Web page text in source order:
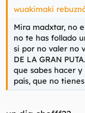
wuakimaki
Mira madxtar, no
no te has follado
si por no valer no
DE LA GRAN
que sabes hacer
país, que no